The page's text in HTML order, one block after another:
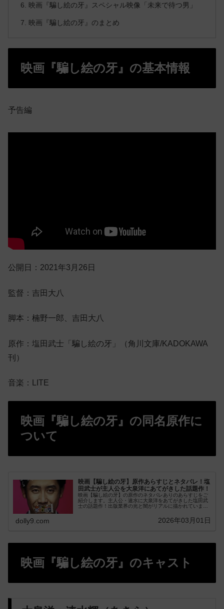
映画『騙し絵の牙』スペシャル映像「未来で待つ男」
映画『騙し絵の牙』のまとめ
映画『騙し絵の牙』の基本情報
予告編
公開日：2021年3月26日
監督：吉田大八
脚本：楠野一郎、吉田大八
原作：塩田武士「騙し絵の牙」（角川文庫/KADOKAWA
刊）
音楽：LITE
映画『騙し絵の牙』の同名原作に
ついて
映画【騙し絵の牙】原作あらすじとネタバレ！塩
田武士が主人公を大泉洋にあてがきした話題作！
映画【騙し絵の牙】の原作のネタバレありのあらすじをご
紹介します。主人公・速水に大泉洋をあてがきした塩田武
士の話題作！出版業界の光と闇がリアルに描かれていま
水がどうやって立ち向かうのか。どんでん返しに驚愕・感
dolly9.com 2026年03月01日
映画『騙し絵の牙』のキャスト